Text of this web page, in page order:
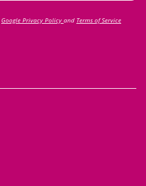
Google Privacy Policy and Terms of Service